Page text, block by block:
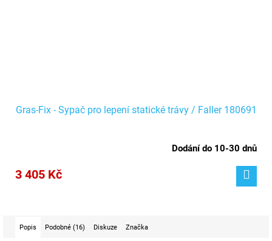
Gras-Fix - Sypač pro lepení statické trávy / Faller 180691
Dodání do 10-30 dnů
3 405 Kč
Popis Podobné (16) Diskuze Značka